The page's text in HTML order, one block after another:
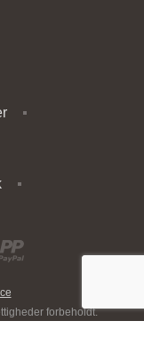
forbeholdt.